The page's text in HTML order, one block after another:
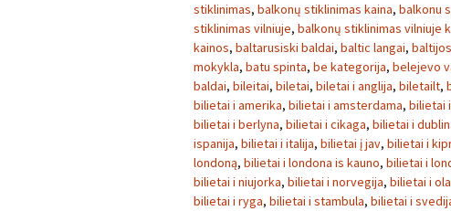
stiklinimas, balkonų stiklinimas kaina, balkonu
stiklinimas vilniuje, balkonų stiklinimas vilniuje
kainos, baltarusiski baldai, baltic langai,
mokykla, batu spinta, be kategorija, belejevo
baldai, bileitai, biletai, biletai i anglija, biletailt,
bilietai i amerika, bilietai i amsterdama, bilietai
bilietai i berlyna, bilietai i cikaga, bilietai i
ispanija, bilietai i italija, bilietai į jav, bilietai i
londoną, bilietai i londona is kauno, bilietai i
bilietai i niujorka, bilietai i norvegija, bilietai i
bilietai i ryga, bilietai i stambula, bilietai i